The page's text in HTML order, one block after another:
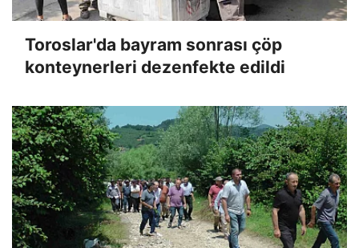
Toroslar'da bayram sonrası çöp
konteynerleri dezenfekte edildi